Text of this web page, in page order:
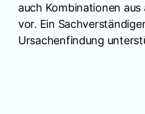
auch Kombinationen aus
vor. Ein
Ursachenfindung